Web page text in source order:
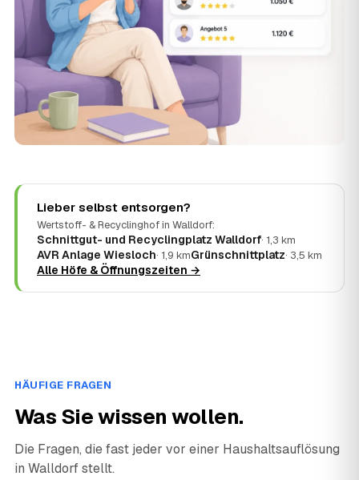
Lieber selbst entsorgen?
Wertstoff- & Recyclinghof in Walldorf:
Schnittgut- und Recyclingplatz Walldorf· 1,3 km
AVR Anlage Wiesloch· 1,9 kmGrünschnittplatz· 3,5 km
Alle Höfe & Öffnungszeiten →
HÄUFIGE FRAGEN
Was Sie wissen wollen.
Die Fragen, die fast jeder vor einer Haushaltsauflösung
in Walldorf stellt.